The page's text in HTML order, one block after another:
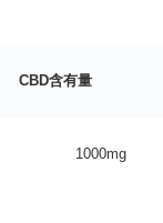
CBD含有量
1000mg